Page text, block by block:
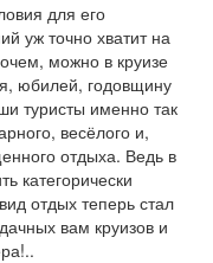
для его
уж точно хватит на
можно в круизе
юбилей, годовщину
туристы именно так
весёлого и,
отдыха. Ведь в
категорически
отдых теперь стал
вам круизов и